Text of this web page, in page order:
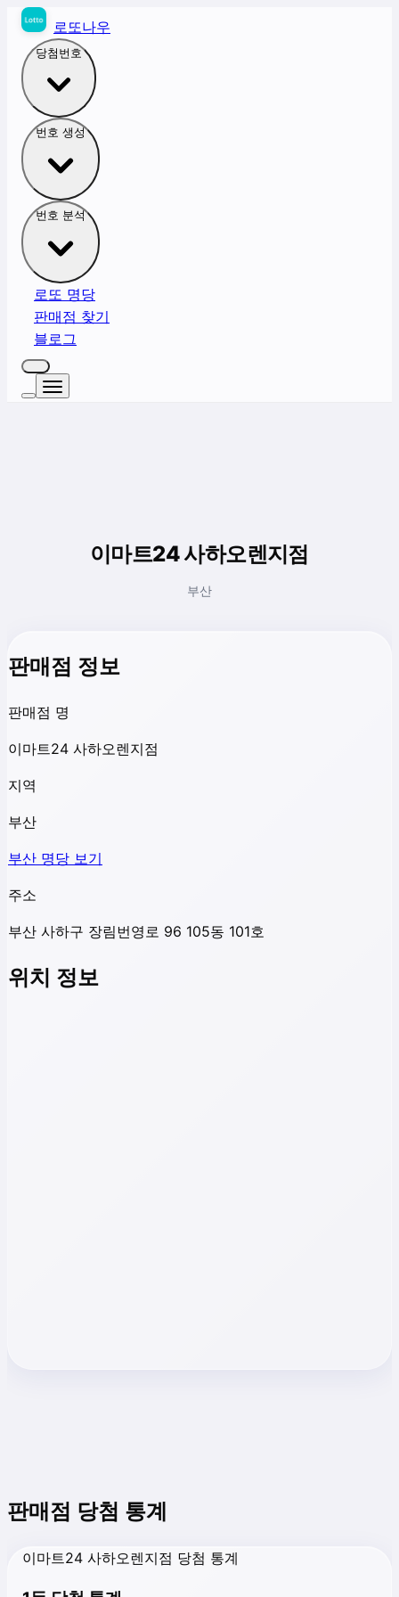
로또나우
당첨번호
번호 생성
번호 분석
로또 명당
판매점 찾기
블로그
이마트24 사하오렌지점
부산
판매점 정보
판매점 명
이마트24 사하오렌지점
지역
부산
부산 명당 보기
주소
부산 사하구 장림번영로 96 105동 101호
위치 정보
판매점 당첨 통계
이마트24 사하오렌지점 당첨 통계